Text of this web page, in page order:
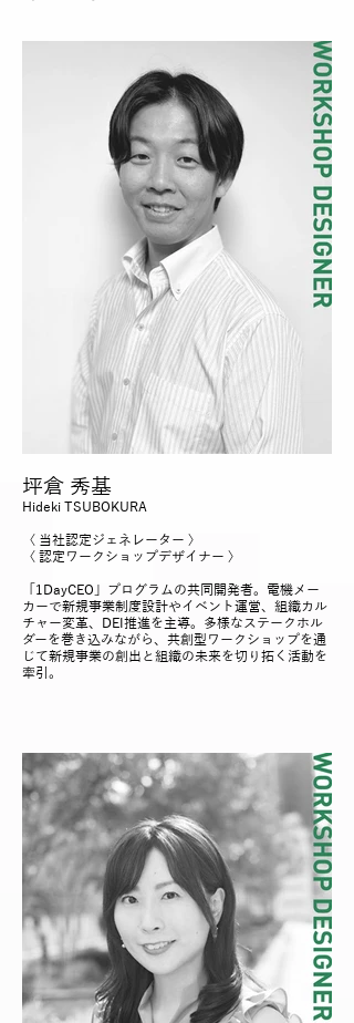
坪倉 秀基
Hideki TSUBOKURA
〈 当社認定ジェネレーター 〉
〈 認定ワークショップデザイナー 〉
「1DayCEO」プログラムの共同開発者。電機メー
カーで新規事業制度設計やイベント運営、組織カル
チャー変革、DEI推進を主導。多様なステークホル
ダーを巻き込みながら、共創型ワークショップを通
じて新規事業の創出と組織の未来を切り拓く活動を
牽引。